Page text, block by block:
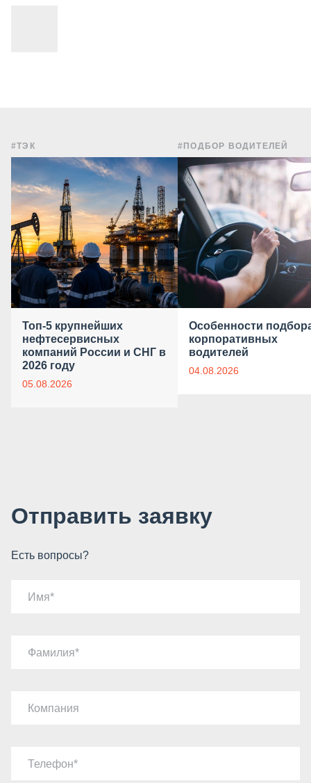
#ТЭК
Топ-5 крупнейших
нефтесервисных
компаний России и СНГ в
2026 году
05.08.2026
#ПОДБОР ВОДИТЕЛЕЙ
Особенности
корпоративных
водителей
04.08.2026
Отправить заявку
Есть вопросы?
Имя
Фамилия
Компания
Телефон